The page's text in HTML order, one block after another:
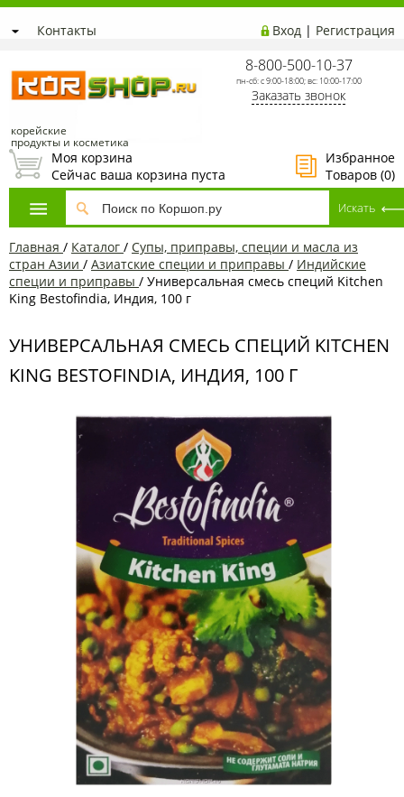
Контакты Вход | Регистрация
корейские
продукты и косметика
8-800-500-10-37
пн-сб: с 9:00-18:00; вс: 10:00-17:00
Заказать звонок
Избранное
Товаров (0)
Моя корзина
Сейчас ваша корзина пуста
Главная / Каталог / Супы, приправы, специи и масла из
стран Азии / Азиатские специи и приправы / Индийские
специи и приправы / Универсальная смесь специй Kitchen
King Bestofindia, Индия, 100 г
УНИВЕРСАЛЬНАЯ СМЕСЬ СПЕЦИЙ KITCHEN
KING BESTOFINDIA, ИНДИЯ, 100 Г